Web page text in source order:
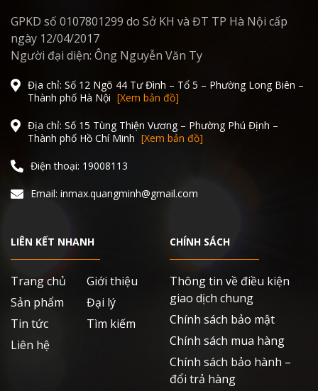
GPKD số 0107801299 do Sở KH và ĐT TP Hà Nội cấp
ngày 12/04/2017
Người đại diện: Ông Nguyễn Văn Ty
Địa chỉ: Số 12 Ngõ 44 Tư Đình – Tổ 5 – Phường Long Biên –
Thành phố Hà Nội [Xem bản đồ]
Địa chỉ: Số 15 Tùng Thiện Vương – Phường Phú Định –
Thành phố Hồ Chí Minh [Xem bản đồ]
Điện thoại: 19008113
Email: inmax.quangminh@gmail.com
LIÊN KẾT NHANH
Trang chủ
Giới thiệu
Sản phẩm
Đại lý
Tin tức
Tìm kiếm
Liên hệ
CHÍNH SÁCH
Thông tin về điều kiện
giao dịch chung
Chính sách bảo mật
Chính sách mua hàng
Chính sách bảo hành –
đổi trả hàng